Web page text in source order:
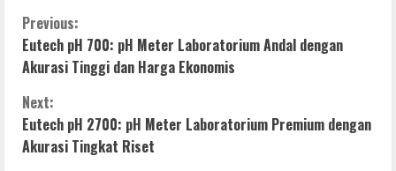
C
o
n
t
Previous:
Eutech pH 700: pH Meter Laboratorium Andal dengan
Akurasi Tinggi dan Harga Ekonomis
Next:
Eutech pH 2700: pH Meter Laboratorium Premium dengan
Akurasi Tingkat Riset